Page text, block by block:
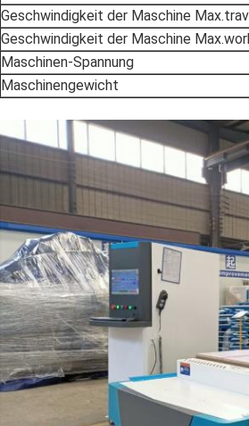
Geschwindigkeit der Maschine
Geschwindigkeit der Maschine
Maschinen-Spannung
Maschinengewicht